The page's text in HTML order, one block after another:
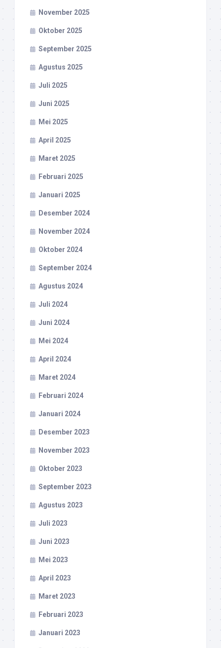
November 2025
Oktober 2025
September 2025
Agustus 2025
Juli 2025
Juni 2025
Mei 2025
April 2025
Maret 2025
Februari 2025
Januari 2025
Desember 2024
November 2024
Oktober 2024
September 2024
Agustus 2024
Juli 2024
Juni 2024
Mei 2024
April 2024
Maret 2024
Februari 2024
Januari 2024
Desember 2023
November 2023
Oktober 2023
September 2023
Agustus 2023
Juli 2023
Juni 2023
Mei 2023
April 2023
Maret 2023
Februari 2023
Januari 2023